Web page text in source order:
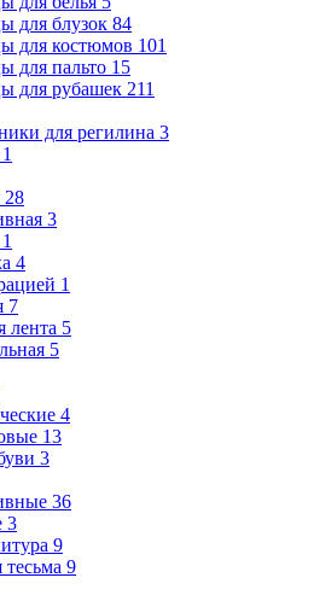
для блузок 84
для костюмов 101
для пальто 15
для рубашек 211
для регилина 3
1
28
3
1
4
1
7
лента 5
5
4
13
3
36
3
9
9